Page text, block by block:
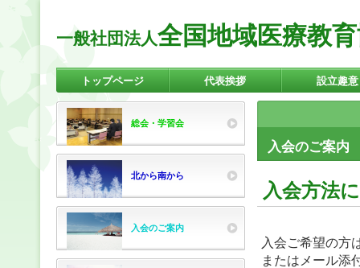
一般社団法人全国地域医療教
入会のご案内
入会方法
入会ご希望の方
またはメール添
トップページ 代表挨拶 設立趣意
総会・学習会
北から南から
入会のご案内